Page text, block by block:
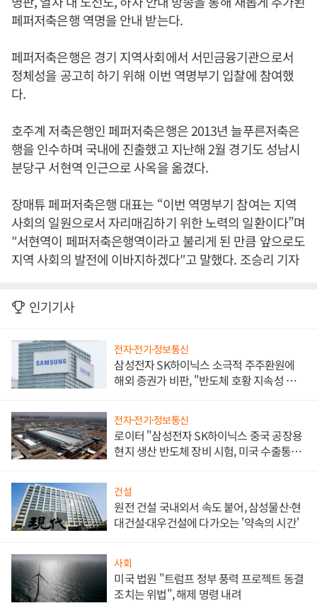
페퍼저축은행 역명을 안내 받는다.
페퍼저축은행은 경기 지역사회에서 서민금융기관으로서
정체성을 공고히 하기 위해 이번 역명부기 입찰에 참여했
다.
호주계 저축은행인 페퍼저축은행은 2013년 늘푸른저축은
행을 인수하며 국내에 진출했고 지난해 2월 경기도 성남시
분당구 서현역 인근으로 사옥을 옮겼다.
장매튜 페퍼저축은행 대표는 “이번 역명부기 참여는 지역
사회의 일원으로서 자리매김하기 위한 노력의 일환이다”며
″서현역이 페퍼저축은행역이라고 불리게 된 만큼 앞으로도
지역 사회의 발전에 이바지하겠다″고 말했다. 조승리 기자
인기기사
전자·전기·정보통신
삼성전자 SK하이닉스 소극적 주주환원에
해외 증권가 비판, "반도체 호황 지속성 의
전자·전기·정보통신
로이터 "삼성전자 SK하이닉스 중국 공장용
현지 생산 반도체 장비 시험, 미국 수출통제
건설
원전 건설 국내외서 속도 붙어, 삼성물산·현
대건설·대우건설에 다가오는 '약속의 시간'
사회
미국 법원 "트럼프 정부 풍력 프로젝트 동결
조치는 위법", 해제 명령 내려